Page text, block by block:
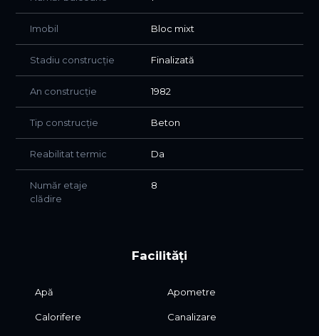
Imobil Bloc mixt
Stadiu construcție Finalizată
An construcție 1982
Tip construcție Beton
Reabilitat termic Da
Număr etaje
clădire
8
Facilități
Apă Apometre
Calorifere Canalizare